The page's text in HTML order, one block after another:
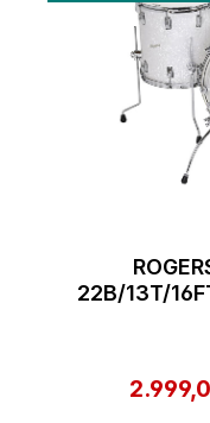
22B/13T/